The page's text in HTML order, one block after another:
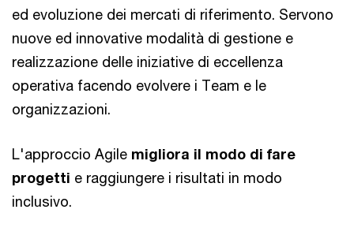
ed evoluzione dei mercati di riferimento. Servono
nuove ed innovative modalità di gestione e
realizzazione delle iniziative di eccellenza
operativa facendo evolvere i Team e le
organizzazioni.
L'approccio Agile migliora il modo di fare
progetti e raggiungere i risultati in modo
inclusivo.